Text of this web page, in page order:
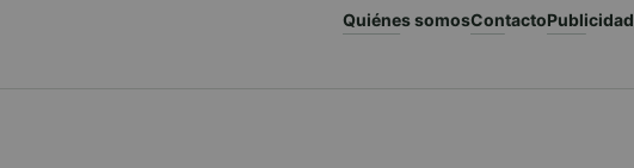
Quiénes somosContactoPublicidad